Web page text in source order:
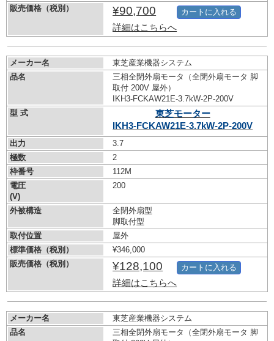
販売価格（税別）
¥90,700
詳細はこちらへ
カートに入れる
メーカー名
東芝産業機器システム
品名
三相全閉外扇モータ（全閉外扇モータ 脚
取付 200V 屋外）
IKH3-FCKAW21E-3.7kW-2P-200V
型 式
東芝モーター
IKH3-FCKAW21E-3.7kW-2P-200V
出力
3.7
極数
2
枠番号
112M
電圧
(V)
200
外被構造
全閉外扇型
脚取付型
取付位置
屋外
標準価格（税別）
¥346,000
販売価格（税別）
¥128,100
詳細はこちらへ
カートに入れる
メーカー名
東芝産業機器システム
品名
三相全閉外扇モータ（全閉外扇モータ 脚